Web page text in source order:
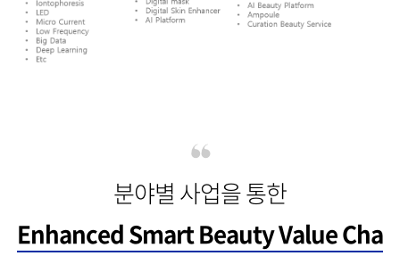
분야별 사업을 통한
Enhanced Smart Beauty Value Cha